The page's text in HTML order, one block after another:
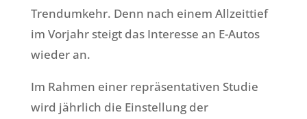
Trendumkehr. Denn nach einem Allzeittief
im Vorjahr steigt das Interesse an E-Autos
wieder an.
Im Rahmen einer repräsentativen Studie
wird jährlich die Einstellung der